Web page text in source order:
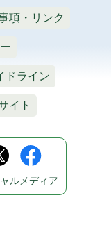
項・リンク
ドライン
イト
ルメディア